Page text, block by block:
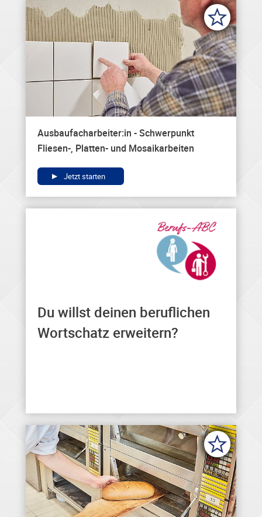
Ausbaufacharbeiter:in - Schwerpunkt
Fliesen-, Platten- und Mosaikarbeiten
Jetzt starten
Du willst deinen beruflichen
Wortschatz erweitern?
Hier findest du allgemeine und
berufliche Formulierungen in